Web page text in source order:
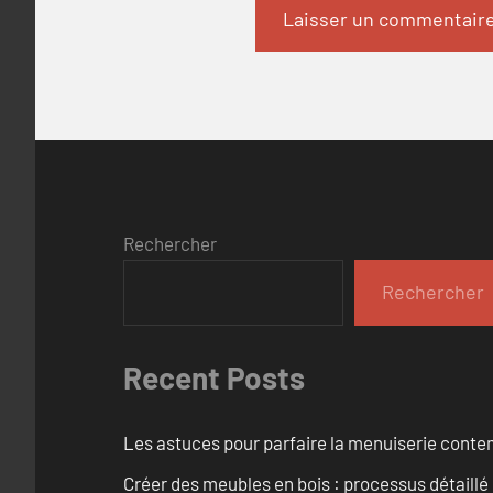
Rechercher
Rechercher
Recent Posts
Les astuces pour parfaire la menuiserie
Créer des meubles en bois : processus détaillé